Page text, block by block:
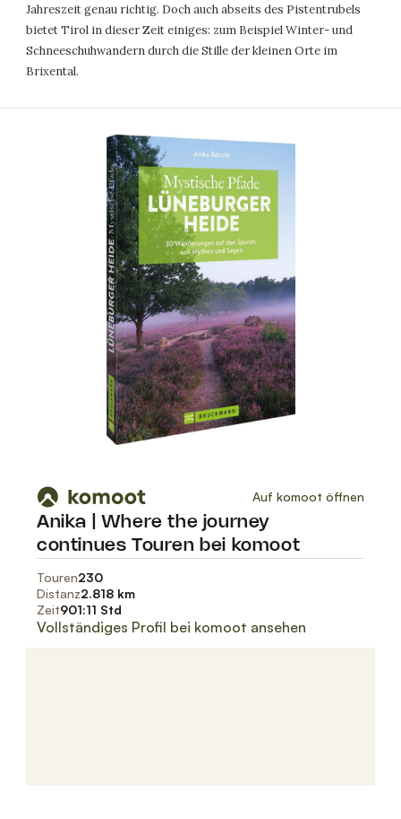
Jahreszeit genau richtig. Doch auch abseits des Pistentrubels
bietet Tirol in dieser Zeit einiges: zum Beispiel Winter- und
Schneeschuhwandern durch die Stille der kleinen Orte im
Brixental.